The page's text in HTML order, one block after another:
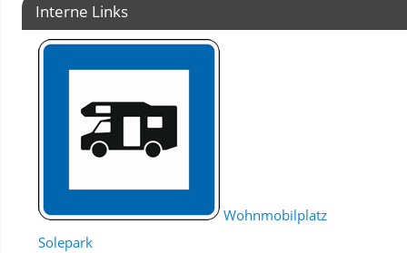
Interne Links
Wohnmobilplatz
Solepark